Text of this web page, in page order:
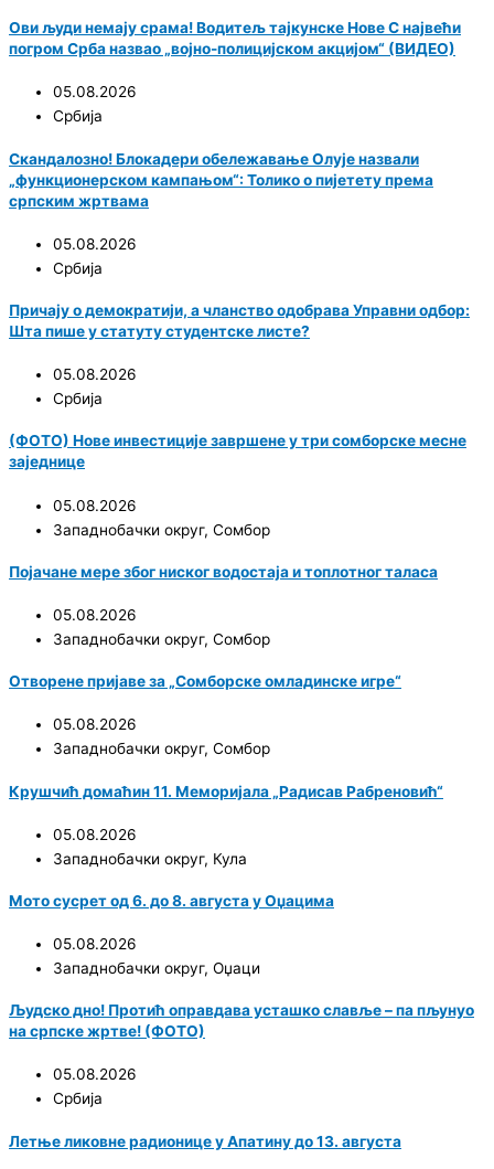
Ови људи немају срама! Водитељ тајкунске Нове С највећи
погром Срба назвао „војно-полицијском акцијом“ (ВИДЕО)
05.08.2026
Србија
Скандалозно! Блокадери обележавање Олује назвали
„функционерском кампањом“: Толико о пијетету према
српским жртвама
05.08.2026
Србија
Причају о демократији, а чланство одобрава Управни одбор:
Шта пише у статуту студентске листе?
05.08.2026
Србија
(ФОТО) Нове инвестиције завршене у три сомборске месне
заједнице
05.08.2026
Западнобачки округ, Сомбор
Појачане мере због ниског водостаја и топлотног таласа
05.08.2026
Западнобачки округ, Сомбор
Отворене пријаве за „Сомборске омладинске игре“
05.08.2026
Западнобачки округ, Сомбор
Крушчић домаћин 11. Меморијала „Радисав Рабреновић“
05.08.2026
Западнобачки округ, Кула
Мото сусрет од 6. до 8. августа у Оџацима
05.08.2026
Западнобачки округ, Оџаци
Људско дно! Протић оправдава усташко славље – па пљунуо
на српске жртве! (ФОТО)
05.08.2026
Србија
Летње ликовне радионице у Апатину до 13. августа